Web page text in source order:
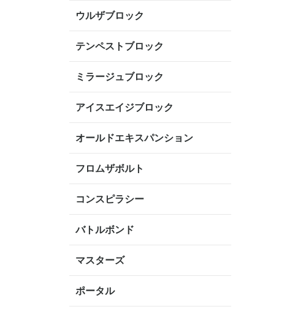
ウルザブロック
テンペストブロック
ミラージュブロック
アイスエイジブロック
オールドエキスパンション
フロムザボルト
コンスピラシー
バトルボンド
マスターズ
ポータル